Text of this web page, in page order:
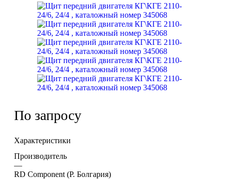
По запросу
Характеристики
Производитель
—
RD Component (Р. Болгария)